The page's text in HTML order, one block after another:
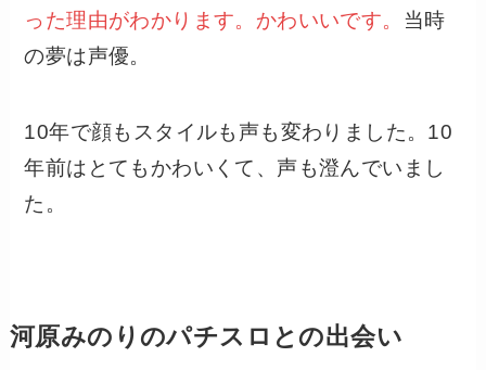
った理由がわかります。かわいいです。 当時
の夢は声優。
10年で顔もスタイルも声も変わりました。10
年前はとてもかわいくて、声も澄んでいまし
た。
河原みのりのパチスロとの出会い